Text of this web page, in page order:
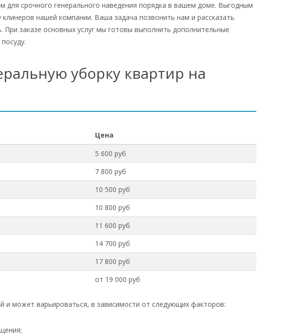
для срочного генерального наведения порядка в вашем доме. Выгодным
нашей компании. Ваша задача позвонить нам и рассказать
заказе основных услуг мы готовы выполнить дополнительные
уборку квартир на
Цена
5 600 руб
7 800 руб
10 500 руб
10 800 руб
11 600 руб
14 700 руб
17 800 руб
от 19 000 руб
и может варьироваться, в зависимости от следующих факторов: